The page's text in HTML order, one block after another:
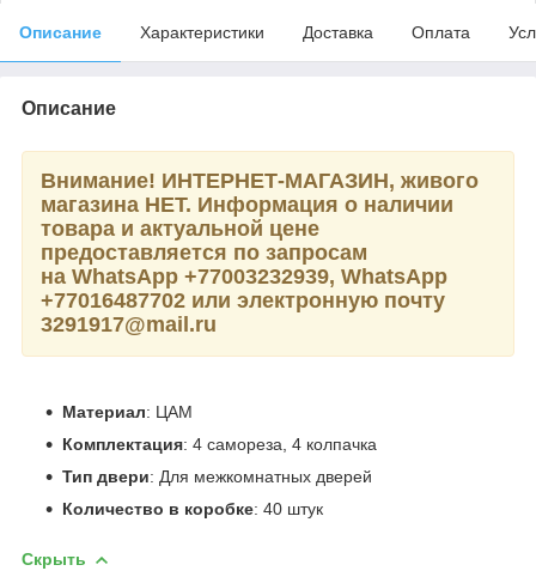
Описание Характеристики Доставка Оплата
Описание
Внимание! ИНТЕРНЕТ-МАГАЗИН, живого
магазина НЕТ. Информация о наличии
товара и актуальной цене
предоставляется по запросам
на WhatsApp +77003232939, WhatsApp
+77016487702 или электронную почту
3291917@mail.ru
Материал: ЦАМ
Комплектация: 4 самореза, 4 колпачка
Тип двери: Для межкомнатных дверей
Количество в коробке: 40 штук
Скрыть